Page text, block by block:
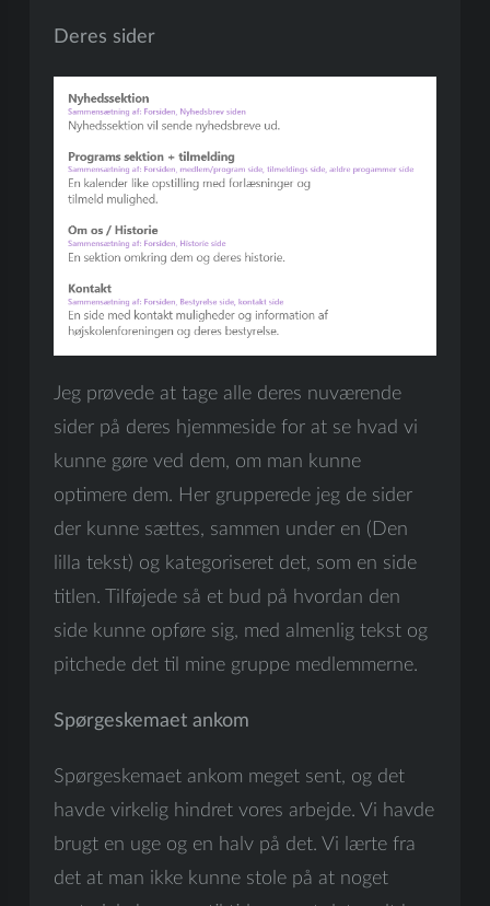
Deres sider
Jeg prøvede at tage alle deres nuværende
sider på deres hjemmeside for at se hvad vi
kunne gøre ved dem, om man kunne
optimere dem. Her grupperede jeg de sider
der kunne sættes, sammen under en (Den
lilla tekst) og kategoriseret det, som en side
titlen. Tilføjede så et bud på hvordan den
side kunne opføre sig, med almenlig tekst og
pitchede det til mine gruppe medlemmerne.
Spørgeskemaet ankom
Spørgeskemaet ankom meget sent, og det
havde virkelig hindret vores arbejde. Vi havde
brugt en uge og en halv på det. Vi lærte fra
det at man ikke kunne stole på at noget